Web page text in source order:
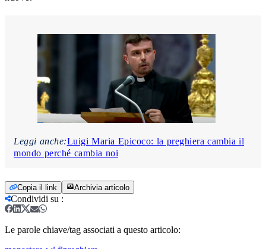
Leggi anche:Luigi Maria Epicoco: la preghiera cambia il
mondo perché cambia noi
Copia il link Archivia articolo
Condividi su :
Le parole chiave/tag associati a questo articolo: